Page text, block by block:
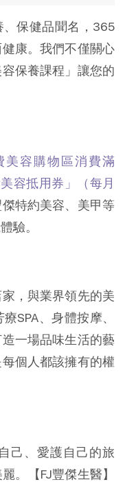
、保健品聞名，365
康。我們不僅關心
保養課程」讓您的
美容購物區消費滿
容抵用券」（每月
傑特約美容、美甲等
驗。
，與業界領先的美
SPA、身體按摩、
一場品味生活的藝
個人都該擁有的權
己、愛護自己的旅
。【FJ豐傑生醫】